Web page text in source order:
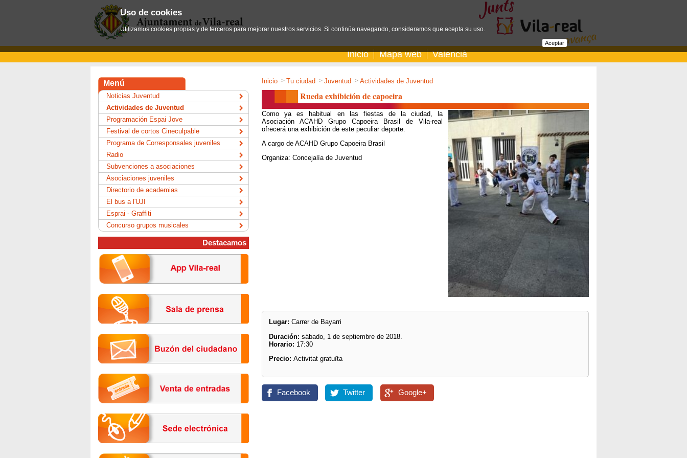
Inicio Mapa web Valencià
Inicio -> Tu ciudad -> Juventud -> Actividades de Juventud
Rueda exhibición de capoeira
Como ya es habitual en las fiestas de la ciudad, la
Asociación ACAHD Grupo Capoeira Brasil de Vila-real
ofrecerá una exhibición de este peculiar deporte.
A cargo de ACAHD Grupo Capoeira Brasil
Organiza: Concejalía de Juventud
Lugar: Carrer de Bayarri
Duración:sábado, 1 de septiembre de 2018.
Horario: 17:30
Precio:Activitat gratuïta
Facebook Twitter Google+
Menú
Noticias Juventud
Actividades de Juventud
Programación Espai Jove
Festival de cortos Cineculpable
Programa de Corresponsales juveniles
Radio
Subvenciones a asociaciones
Asociaciones juveniles
Directorio de academias
El bus a l'UJI
Esprai - Graffiti
Concurso grupos musicales
Destacamos
Uso de cookies
Utilizamos cookies propias y de terceros para mejorar nuestros servicios. Si continúa navegando, consideramos que acepta su uso.
Aceptar